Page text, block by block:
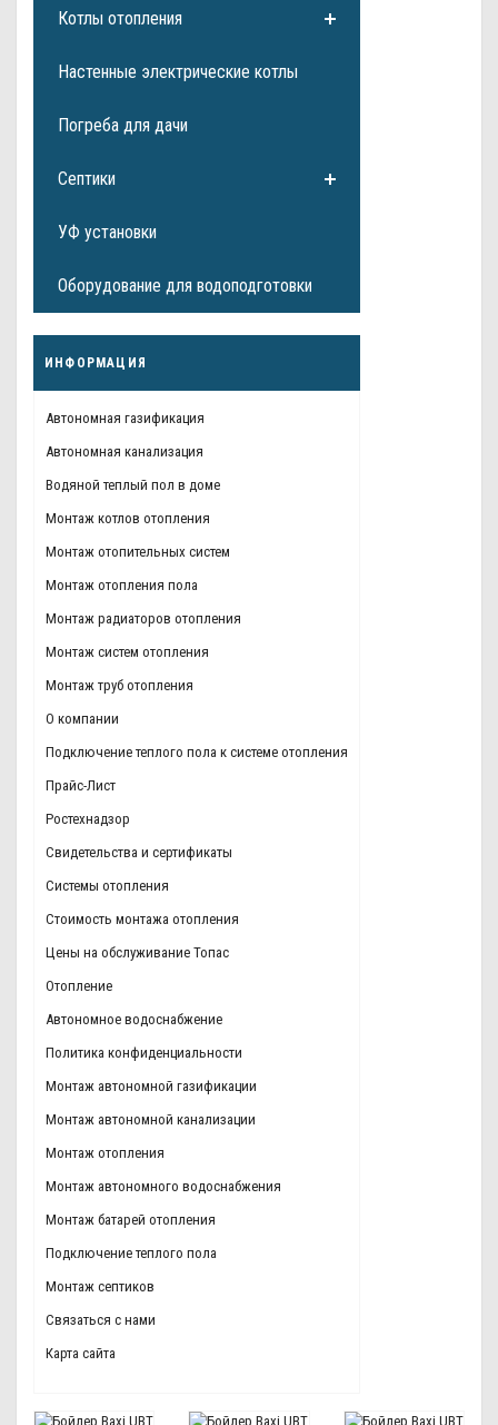
Котлы отопления
Настенные электрические котлы
Погреба для дачи
Септики
УФ установки
Оборудование для водоподготовки
ИНФОРМАЦИЯ
Автономная газификация
Автономная канализация
Водяной теплый пол в доме
Монтаж котлов отопления
Монтаж отопительных систем
Монтаж отопления пола
Монтаж радиаторов отопления
Монтаж систем отопления
Монтаж труб отопления
О компании
Подключение теплого пола к системе отопления
Прайс-Лист
Ростехнадзор
Свидетельства и сертификаты
Системы отопления
Стоимость монтажа отопления
Цены на обслуживание Топас
Отопление
Автономное водоснабжение
Политика конфиденциальности
Монтаж автономной газификации
Монтаж автономной канализации
Монтаж отопления
Монтаж автономного водоснабжения
Монтаж батарей отопления
Подключение теплого пола
Монтаж септиков
Связаться с нами
Карта сайта